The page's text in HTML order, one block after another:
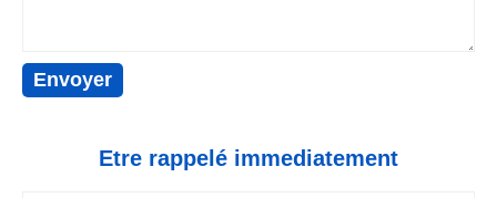
Etre rappelé immediatement